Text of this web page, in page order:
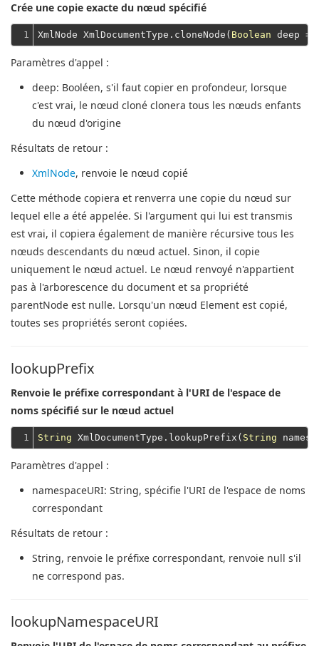
Crée une copie exacte du nœud spécifié
1 XmlNode XmlDocumentType.cloneNode( Boolean deep =
Paramètres d'appel :
deep: Booléen, s'il faut copier en profondeur, lorsque
c'est vrai, le nœud cloné clonera tous les nœuds enfants
du nœud d'origine
Résultats de retour :
XmlNode, renvoie le nœud copié
Cette méthode copiera et renverra une copie du nœud sur
lequel elle a été appelée. Si l'argument qui lui est transmis
est vrai, il copiera également de manière récursive tous les
nœuds descendants du nœud actuel. Sinon, il copie
uniquement le nœud actuel. Le nœud renvoyé n'appartient
pas à l'arborescence du document et sa propriété
parentNode est nulle. Lorsqu'un nœud Element est copié,
toutes ses propriétés seront copiées.
lookupPrefix
Renvoie le préfixe correspondant à l'URI de l'espace de
noms spécifié sur le nœud actuel
1 String XmlDocumentType.lookupPrefix( String
Paramètres d'appel :
namespaceURI: String, spécifie l'URI de l'espace de noms
correspondant
Résultats de retour :
String, renvoie le préfixe correspondant, renvoie null s'il
ne correspond pas.
lookupNamespaceURI